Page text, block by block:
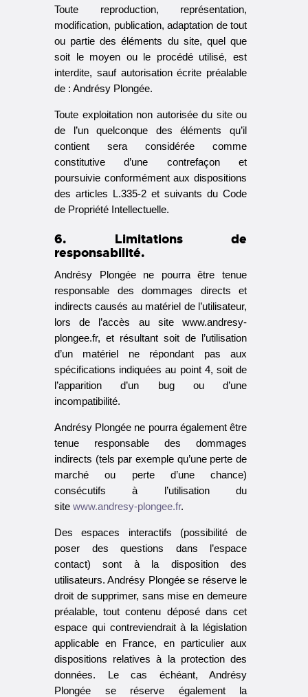
Toute reproduction, représentation,
modification, publication, adaptation de tout
ou partie des éléments du site, quel que
soit le moyen ou le procédé utilisé, est
interdite, sauf autorisation écrite préalable
de : Andrésy Plongée.
Toute exploitation non autorisée du site ou
de l’un quelconque des éléments qu’il
contient sera considérée comme
constitutive d’une contrefaçon et
poursuivie conformément aux dispositions
des articles L.335-2 et suivants du Code
de Propriété Intellectuelle.
6. Limitations de
responsabilité.
Andrésy Plongée ne pourra être tenue
responsable des dommages directs et
indirects causés au matériel de l’utilisateur,
lors de l’accès au site www.andresy-
plongee.fr, et résultant soit de l’utilisation
d’un matériel ne répondant pas aux
spécifications indiquées au point 4, soit de
l’apparition d’un bug ou d’une
incompatibilité.
Andrésy Plongée ne pourra également être
tenue responsable des dommages
indirects (tels par exemple qu’une perte de
marché ou perte d’une chance)
consécutifs à l’utilisation du
site www.andresy-plongee.fr.
Des espaces interactifs (possibilité de
poser des questions dans l’espace
contact) sont à la disposition des
utilisateurs. Andrésy Plongée se réserve le
droit de supprimer, sans mise en demeure
préalable, tout contenu déposé dans cet
espace qui contreviendrait à la législation
applicable en France, en particulier aux
dispositions relatives à la protection des
données. Le cas échéant, Andrésy
Plongée se réserve également la